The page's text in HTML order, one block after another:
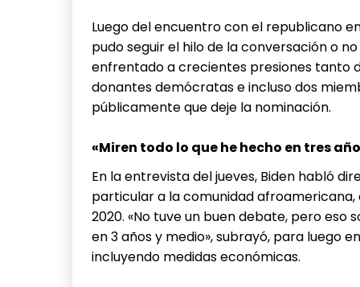
Luego del encuentro con el republicano
pudo seguir el hilo de la conversación o
enfrentado a crecientes presiones tanto
donantes demócratas e incluso dos
públicamente que deje la nominación.
«Miren todo lo que he hecho en tres
En la entrevista del jueves, Biden habló
particular a la comunidad
2020. «No tuve un buen debate, pero eso
en 3 años y medio», subrayó, para luego
incluyendo medidas económicas.